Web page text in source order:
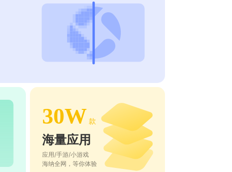
30W 款
海量应用
应用/手游/小游戏
海纳全网，等你体验